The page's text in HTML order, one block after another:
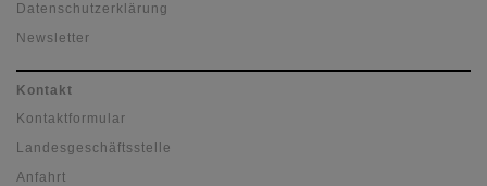
Datenschutzerklärung
Newsletter
Kontakt
Kontaktformular
Landesgeschäftsstelle
Anfahrt